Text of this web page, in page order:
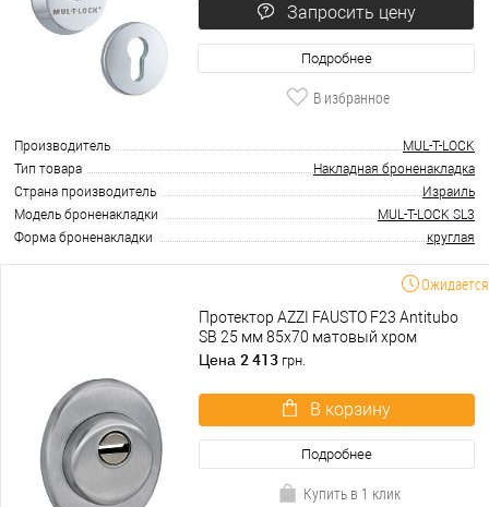
Запросить цену
Подробнее
В избранное
Производитель
MUL-T-LOCK
Тип товара
Накладная броненакладка
Страна производитель
Израиль
Модель броненакладки
MUL-T-LOCK SL3
Форма броненакладки
круглая
Ожидается
Протектор AZZI FAUSTO F23 Antitubo
SB 25 мм 85х70 матовый хром
Цена 2 413 грн.
В корзину
Подробнее
Купить в 1 клик